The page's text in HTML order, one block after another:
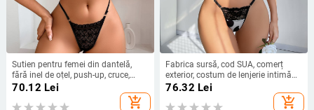
Sutien pentru femei din dantelă,
fără inel de oțel, push-up, cruce,
spate fără bretele, Amazon
70.12 Lei
add_shopping_cart
Fabrica sursă, cod SUA, comerț
exterior, costum de lenjerie intimă
sexy nou, cod extensibil,
producători en-gros, o generație de
Y1022
76.32 Lei
add_shopping_cart